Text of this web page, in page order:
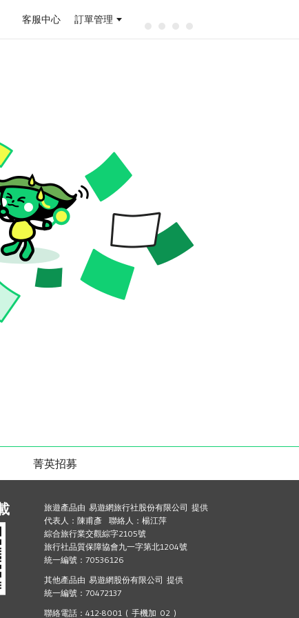
客服中心 訂單管理
菁英招募
旅遊產品由 易遊網旅行社股份有限公司 提供
代表人：陳甫彥 聯絡人：楊江萍
綜合旅行業交觀綜字2105號
旅行社品質保障協會九一字第北1204號
統一編號：70536126
其他產品由 易遊網股份有限公司 提供
統一編號：70472137
聯絡電話：412-8001 ( 手機加 02 )